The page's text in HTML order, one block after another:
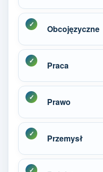
Obcojęzyczne
Praca
Prawo
Przemysł